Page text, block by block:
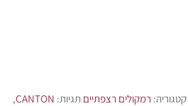
קטגוריה: רמקולים רצפתיים תגיות: CANTON
,